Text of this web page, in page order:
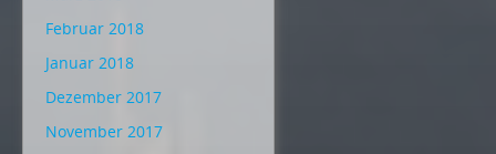
Februar 2018
Januar 2018
Dezember 2017
November 2017